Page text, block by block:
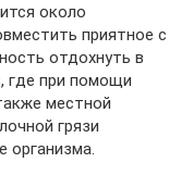
около
приятное с
отдохнуть в
где при помощи
местной
грязи
организма.